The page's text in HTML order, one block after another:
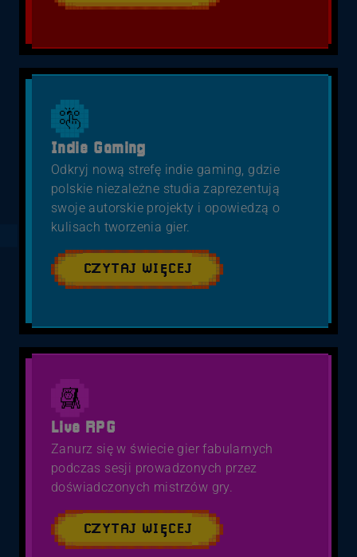
Indie Gaming
Odkryj nową strefę indie gaming, gdzie
polskie niezależne studia zaprezentują
swoje autorskie projekty i opowiedzą o
kulisach tworzenia gier.
CZYTAJ WIĘCEJ
Live RPG
Zanurz się w świecie gier fabularnych
podczas sesji prowadzonych przez
doświadczonych mistrzów gry.
CZYTAJ WIĘCEJ